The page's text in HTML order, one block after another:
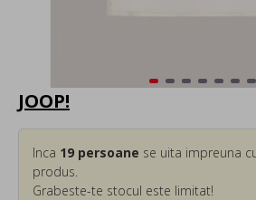
JOOP!
Inca 19 persoane se uita impreuna
produs.
Grabeste-te stocul este limitat!